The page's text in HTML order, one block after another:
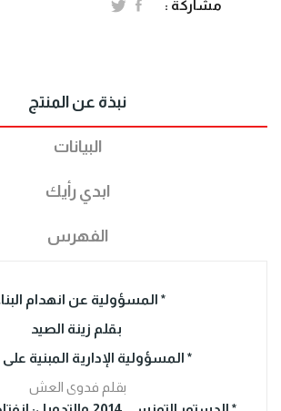
مشاركة :
نبذة عن المنتج
البيانات
ابدي رأيك
الفهرس
* المسؤولية عن انهدام
بقلم زينة الصيد
* المسؤولية الإدارية المبنية
بقلم فدوى العش